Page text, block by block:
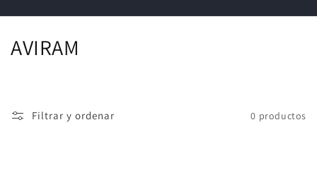
C
e
AVIRAM
Filtrar y ordenar 0 productos